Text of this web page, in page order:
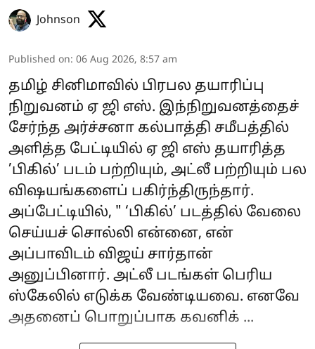
Johnson
Published on: 06 Aug 2026, 8:57 am
தமிழ் சினிமாவில் பிரபல தயாரிப்பு
நிறுவனம் ஏ ஜி எஸ். இந்நிறுவனத்தைச்
சேர்ந்த அர்ச்சனா கல்பாத்தி சமீபத்தில்
அளித்த பேட்டியில் ஏ ஜி எஸ் தயாரித்த
’பிகில்’ படம் பற்றியும், அட்லீ பற்றியும் பல
விஷயங்களைப் பகிர்ந்திருந்தார்.
அப்பேட்டியில், " ‘பிகில்’ படத்தில் வேலை
செய்யச் சொல்லி என்னை, என்
அப்பாவிடம் விஜய் சார்தான்
அனுப்பினார். அட்லீ படங்கள் பெரிய
ஸ்கேலில் எடுக்க வேண்டியவை. எனவே
அதனைப் பொறுப்பாக கவனிக் ...